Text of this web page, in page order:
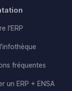
l'ERP
fréquentes
un ERP + ENSA